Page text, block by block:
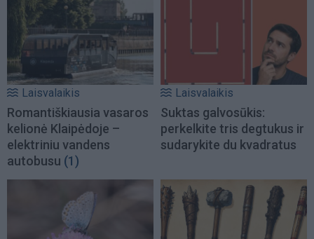
Laisvalaikis
Romantiškiausia vasaros
kelionė Klaipėdoje –
elektriniu vandens
autobusu (1)
Laisvalaikis
Suktas galvosūkis:
perkelkite tris degtukus ir
sudarykite du kvadratus